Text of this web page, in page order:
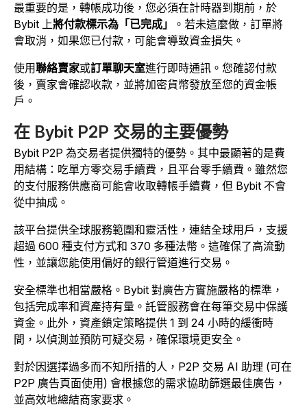
最重要的是，轉帳成功後，您必須在計時器到期前，於
Bybit 上將付款標示為「已完成」
。若未這麼做，訂單將
會取消，如果您已付款，可能會導致資金損失。
使用聯絡賣家或訂單聊天室進行即時通訊。您確認付款
後，賣家會確認收款，並將加密貨幣發放至您的資金帳
戶。
在 Bybit P2P 交易的主要優勢
Bybit P2P 為交易者提供獨特的優勢。其中最顯著的是費
用結構：吃單方零交易手續費，且平台零手續費。雖然您
的支付服務供應商可能會收取轉帳手續費，但 Bybit 不會
從中抽成。
該平台提供全球服務範圍和靈活性，連結全球用戶，支援
超過 600 種支付方式和 370 多種法幣。這確保了高流動
性，並讓您能使用偏好的銀行管道進行交易。
安全標準也相當嚴格。Bybit 對廣告方實施嚴格的標準，
包括完成率和資產持有量。託管服務會在每筆交易中保護
資金。此外，資產鎖定策略提供 1 到 24 小時的緩衝時
間，以偵測並預防可疑交易，確保環境更安全。
對於因選擇過多而不知所措的人，P2P 交易 AI 助理 (可在
P2P 廣告頁面使用) 會根據您的需求協助篩選最佳廣告，
並高效地總結商家要求。